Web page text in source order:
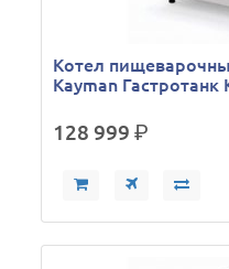
Кoтел
Kayman
128 999р.